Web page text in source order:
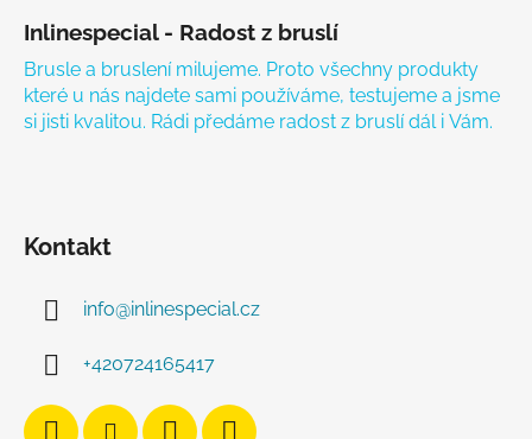
Inlinespecial - Radost z bruslí
Brusle a bruslení milujeme. Proto všechny produkty
které u nás najdete sami používáme, testujeme a jsme
si jisti kvalitou. Rádi předáme radost z bruslí dál i Vám.
Kontakt
info@inlinespecial.cz
+420724165417